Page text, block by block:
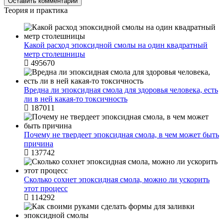
Теория и практика
Какой расход эпоксидной смолы на один квадратный
метр столешницы
495670
Вредна ли эпоксидная смола для здоровья человека, есть
ли в ней какая-то токсичность
187011
Почему не твердеет эпоксидная смола, в чем может быть
причина
137742
Сколько сохнет эпоксидная смола, можно ли ускорить
этот процесс
114292